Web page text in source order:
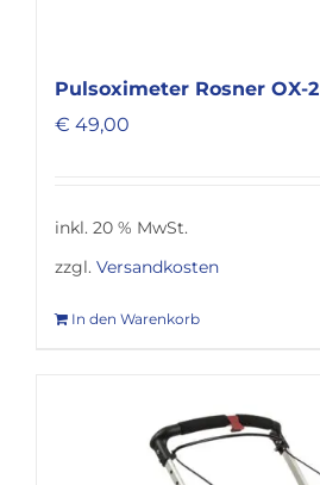
Pulsoximeter Rosner OX-2
€ 49,00
inkl. 20 % MwSt.
zzgl. Versandkosten
In den Warenkorb